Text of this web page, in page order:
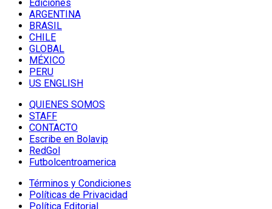
Ediciones
ARGENTINA
BRASIL
CHILE
GLOBAL
MÉXICO
PERU
US ENGLISH
QUIENES SOMOS
STAFF
CONTACTO
Escribe en Bolavip
RedGol
Futbolcentroamerica
Términos y Condiciones
Políticas de Privacidad
Política Editorial